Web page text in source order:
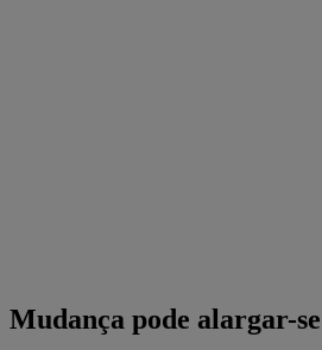
Mudança pode alargar-